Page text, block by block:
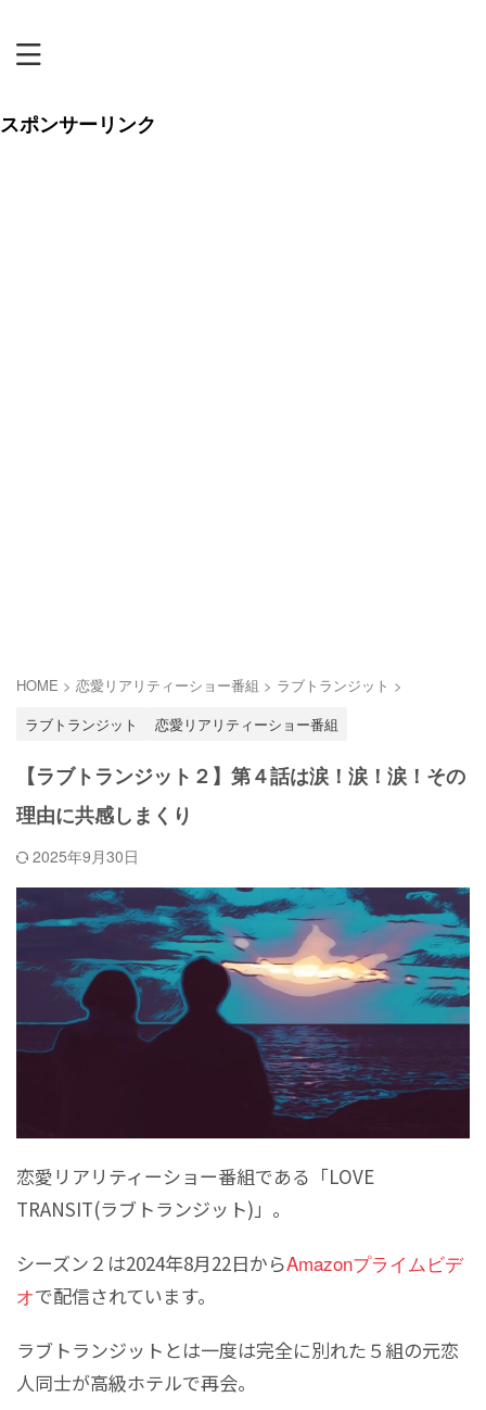
スポンサーリンク
HOME > 恋愛リアリティーショー番組 > ラブトランジット >
ラブトランジット
恋愛リアリティーショー番組
【ラブトランジット２】第４話は涙！涙！涙！その
理由に共感しまくり
2025年9月30日
恋愛リアリティーショー番組である「LOVE
TRANSIT(ラブトランジット)」。
シーズン２は2024年8月22日からAmazonプライムビデ
オで配信されています。
ラブトランジットとは一度は完全に別れた５組の元恋
人同士が高級ホテルで再会。